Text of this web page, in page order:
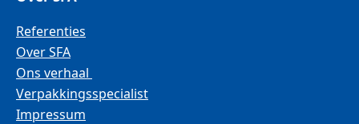
Referenties
Over SFA
Ons verhaal
Verpakkingsspecialist
Impressum